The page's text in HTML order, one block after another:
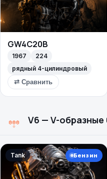
GW4C20B
1967
224
рядный 4-цилиндровый
⇄ Сравнить
V6 — V-
Tank Бензин